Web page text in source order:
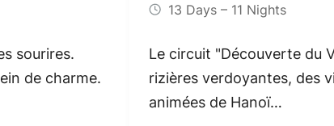
sourires.
de charme.
13 Days – 11 Nights
Le circuit "Découverte du
rizières verdoyantes, des
animées de Hanoï…